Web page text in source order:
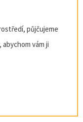
půjčujeme
vám ji